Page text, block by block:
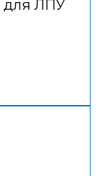
для ЛПУ